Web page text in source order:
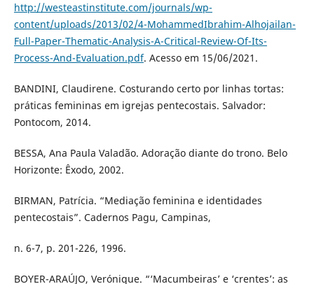
http://westeastinstitute.com/journals/wp-
content/uploads/2013/02/4-MohammedIbrahim-Alhojailan-
Full-Paper-Thematic-Analysis-A-Critical-Review-Of-Its-
Process-And-Evaluation.pdf. Acesso em 15/06/2021.
BANDINI, Claudirene. Costurando certo por linhas tortas:
práticas femininas em igrejas pentecostais. Salvador:
Pontocom, 2014.
BESSA, Ana Paula Valadão. Adoração diante do trono. Belo
Horizonte: Êxodo, 2002.
BIRMAN, Patrícia. “Mediação feminina e identidades
pentecostais”. Cadernos Pagu, Campinas,
n. 6-7, p. 201-226, 1996.
BOYER-ARAÚJO, Verónique. “‘Macumbeiras’ e ‘crentes’: as